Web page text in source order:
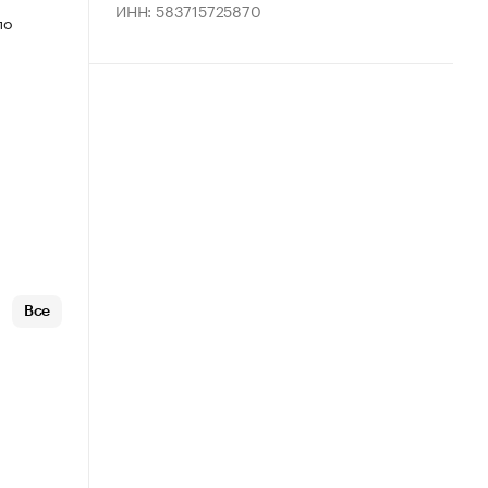
Все
ИНН: 583715725870